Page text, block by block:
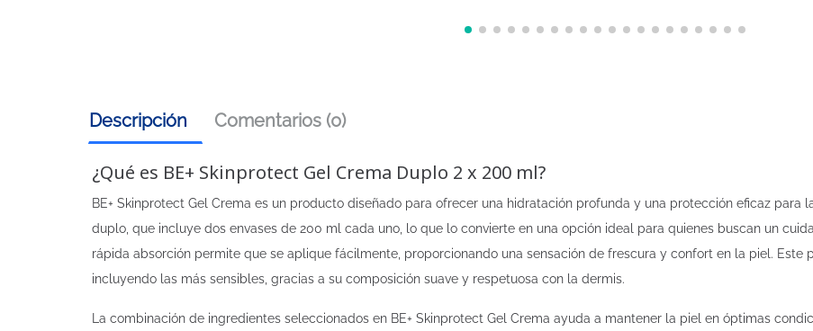
Descripción Comentarios (0)
¿Qué es BE+ Skinprotect Gel Crema Duplo 2 x 200 ml?
BE+ Skinprotect Gel Crema es un producto diseñado para ofrecer una hidratación profunda y una protección eficaz
duplo, que incluye dos envases de 200 ml cada uno, lo que lo convierte en una opción ideal para quienes buscan un
rápida absorción permite que se aplique fácilmente, proporcionando una sensación de frescura y confort en la piel. Este
incluyendo las más sensibles, gracias a su composición suave y respetuosa con la dermis.
La combinación de ingredientes seleccionados en BE+ Skinprotect Gel Crema ayuda a mantener la piel en óptimas